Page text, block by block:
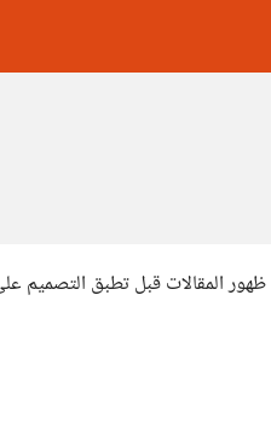
المقالات قبل تطبق التصميم